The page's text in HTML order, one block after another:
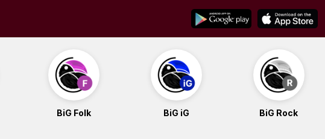
BiG Folk BiG iG BiG Rock